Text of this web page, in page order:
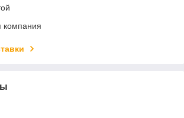
компания